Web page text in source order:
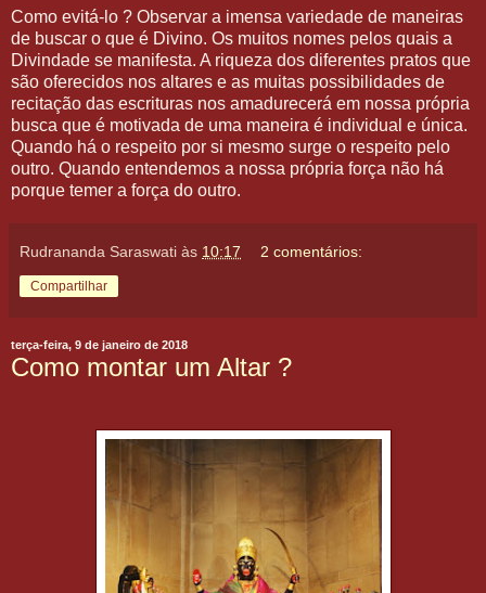
Como evitá-lo ? Observar a imensa variedade de maneiras
de buscar o que é Divino. Os muitos nomes pelos quais a
Divindade se manifesta. A riqueza dos diferentes pratos que
são oferecidos nos altares e as muitas possibilidades de
recitação das escrituras nos amadurecerá em nossa própria
busca que é motivada de uma maneira é individual e única.
Quando há o respeito por si mesmo surge o respeito pelo
outro. Quando entendemos a nossa própria força não há
porque temer a força do outro.
Rudrananda Saraswati às 10:17 2 comentários:
Compartilhar
terça-feira, 9 de janeiro de 2018
Como montar um Altar ?